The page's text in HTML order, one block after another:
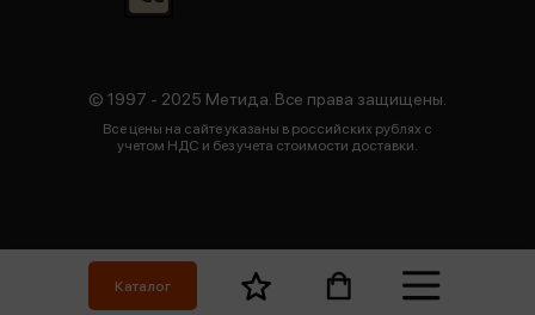
Каталог
© 1997 - 2025 Метида. Все права защищены.
Все цены на сайте указаны в российских рублях с
учетом НДС и без учета стоимости доставки.